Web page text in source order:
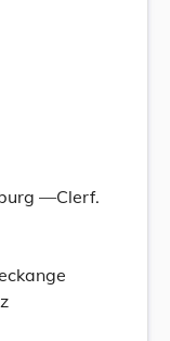
—Clerf.